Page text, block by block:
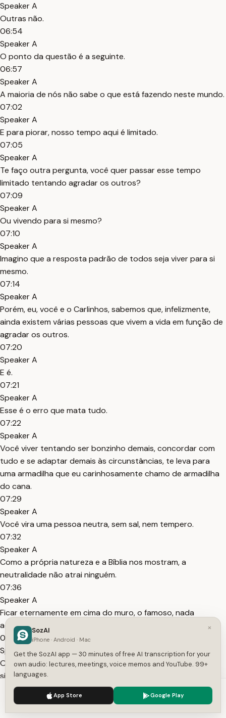
Speaker A
Outras não.
06:54
Speaker A
O ponto da questão é a seguinte.
06:57
Speaker A
A maioria de nós não sabe o que está fazendo neste mundo.
07:02
Speaker A
E para piorar, nosso tempo aqui é limitado.
07:05
Speaker A
Te faço outra pergunta, você quer passar esse tempo
limitado tentando agradar os outros?
07:09
Speaker A
Ou vivendo para si mesmo?
07:10
Speaker A
Imagino que a resposta padrão de todos seja viver para si
mesmo.
07:14
Speaker A
Porém, eu, você e o Carlinhos, sabemos que, infelizmente,
ainda existem várias pessoas que vivem a vida em função de
agradar os outros.
07:20
Speaker A
E é.
07:21
Speaker A
Esse é o erro que mata tudo.
07:22
Speaker A
Você viver tentando ser bonzinho demais, concordar com
tudo e se adaptar demais às circunstâncias, te leva para
uma armadilha que eu carinhosamente chamo de armadilha
do cana.
07:29
Speaker A
Você vira uma pessoa neutra, sem sal, nem tempero.
07:32
Speaker A
Como a própria natureza e a Bíblia nos mostram, a
neutralidade não atrai ninguém.
07:36
Speaker A
Ficar eternamente em cima do muro, o famoso, nada
acontece feijoada.
07:40
Speaker A
O jogo de ser uma pessoa atraente não é ser perfeito, mas
sim coerente com o seu estilo de vida.
07:45
Speaker A
Fazendo o que você gosta, o que você quer visando a sua
We use cookies to enhance your experience.
×
SozAI
iPhone · Android · Mac
Get the SozAI app — 30 minutes of free AI transcription for your
own audio: lectures, meetings, voice memos and YouTube. 99+
languages.
App Store Google Play